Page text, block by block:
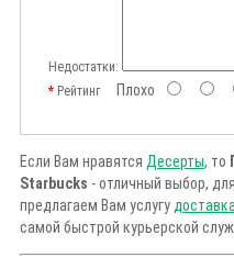
Недостатки:
РейтингПлохо
Если Вам нравятся Десерты, то
Starbucks - отличный выбор,
предлагаем Вам услугу
самой быстрой курьерской